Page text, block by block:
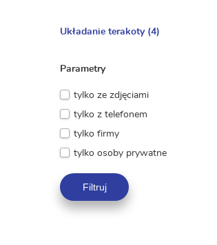
Układanie terakoty(4)
Parametry
tylko ze zdjęciami
tylko z telefonem
tylko firmy
tylko osoby prywatne
Filtruj